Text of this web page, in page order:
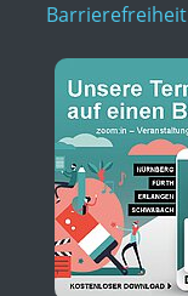
Barrierefreiheit